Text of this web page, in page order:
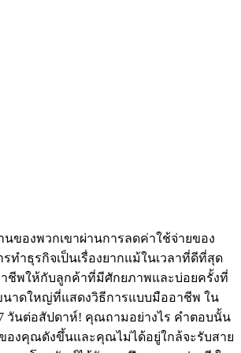
ของพวกเขาผ่านการลดค่าใช้จ่ายของ
ำธุรกิจเป็นเรื่องยากแม้ในเวลาที่ดีที่สุด
ชีพให้กับลูกค้าที่มีศักยภาพและบ่อยครั้งที่
นาดใหญ่ที่แสดงวิธีการแบบมืออาชีพ ใน
วันต่อสัปดาห์! คุณถามอย่างไร คำตอบนั้น
องคุณดังขึ้นและคุณไม่ได้อยู่ใกล้จะรับสาย